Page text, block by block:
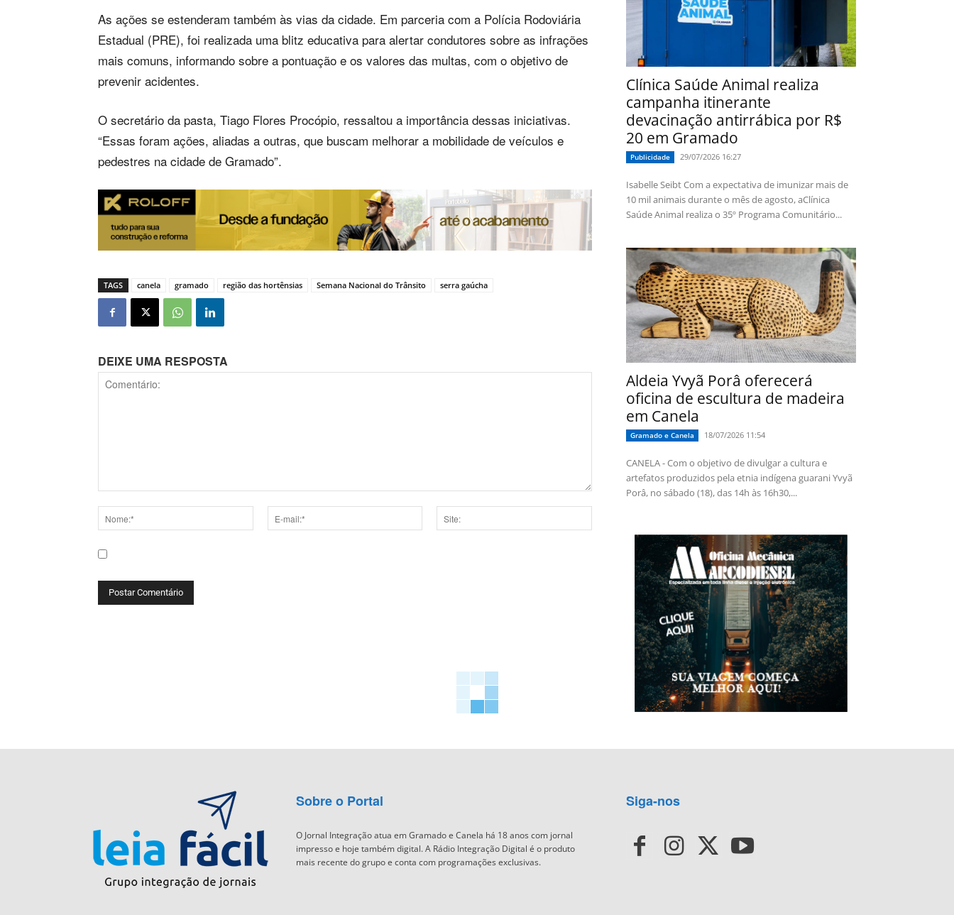
As ações se estenderam também às vias da cidade. Em parceria com a Polícia Rodoviária
Estadual (PRE), foi realizada uma blitz educativa para alertar condutores sobre as infrações
mais comuns, informando sobre a pontuação e os valores das multas, com o objetivo de
prevenir acidentes.
O secretário da pasta, Tiago Flores Procópio, ressaltou a importância dessas iniciativas.
“Essas foram ações, aliadas a outras, que buscam melhorar a mobilidade de veículos e
pedestres na cidade de Gramado”.
TAGS canela gramado região das hortênsias Semana Nacional do Trânsito serra gaúcha
DEIXE UMA RESPOSTA
Clínica Saúde Animal realiza
campanha itinerante
devacinação antirrábica por R$
20 em Gramado
Publicidade 29/07/2026 16:27
Isabelle Seibt Com a expectativa de imunizar mais de
10 mil animais durante o mês de agosto, aClínica
Saúde Animal realiza o 35º Programa Comunitário...
Aldeia Yvyã Porâ oferecerá
oficina de escultura de madeira
em Canela
Gramado e Canela 18/07/2026 11:54
CANELA - Com o objetivo de divulgar a cultura e
artefatos produzidos pela etnia indígena guarani Yvyã
Porâ, no sábado (18), das 14h às 16h30,...
Sobre o Portal
O Jornal Integração atua em Gramado e Canela há 18 anos com jornal
impresso e hoje também digital. A Rádio Integração Digital é o produto
mais recente do grupo e conta com programações exclusivas.
Siga-nos